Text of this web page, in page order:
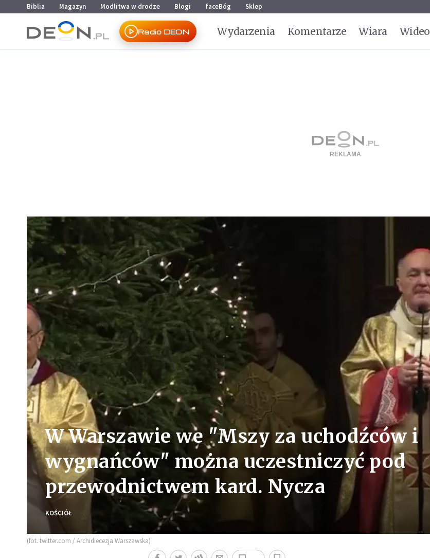
Przejdź do menu głównego
Przejdź do treści
Biblia Magazyn Modlitwa w drodze Blogi faceBóg Sklep
Radio DEON Wydarzenia Komentarze Wiara Wideo
W Warszawie we "Mszy za uchodźców i
wygnańców" można uczestniczyć pod
przewodnictwem kard. Nycza
KOŚCIÓŁ
(fot. twitter.com / Archidiecezja Warszawska)